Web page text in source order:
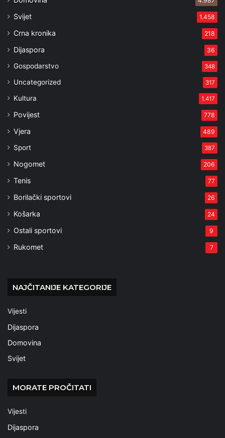
Svijet 1.458
Crna kronika 218
Dijaspora 36
Gospodarstvo 348
Uncategorized 317
Kultura 1.417
Povijest 778
Vjera 489
Sport 387
Nogomet 206
Tenis 77
Borilački sportovi 26
Košarka 24
Ostali sportovi 9
Rukomet 7
NAJČITANIJE KATEGORIJE
Vijesti
Dijaspora
Domovina
Svijet
MORATE PROČITATI
Vijesti
Dijaspora